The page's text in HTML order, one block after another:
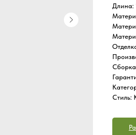
Длина:
Стиль: